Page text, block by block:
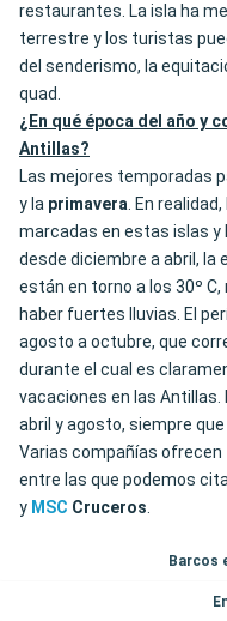
restaurantes. La isla ha
terrestre y los turistas
del senderismo, la
quad.
¿En qué época del año y
Antillas?
Las mejores temporadas
y la primavera. En
marcadas en estas islas y
desde diciembre a abril,
están en torno a los 30º
haber fuertes lluvias. El
agosto a octubre, que
durante el cual es
vacaciones en las
abril y agosto, siempre
Varias compañías ofrecen
entre las que podemos
y MSC Cruceros.
Barcos